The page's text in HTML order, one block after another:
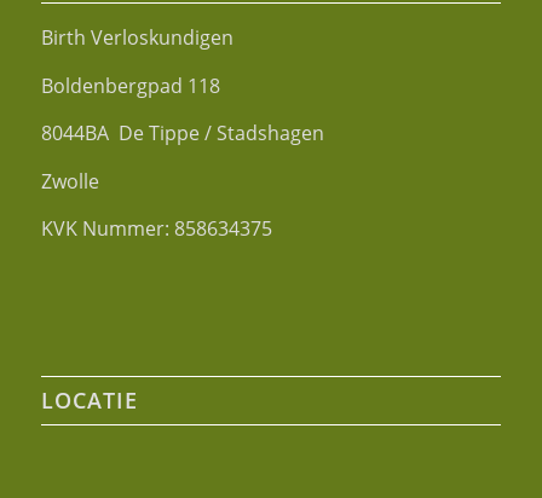
Birth Verloskundigen
Boldenbergpad 118
8044BA De Tippe / Stadshagen
Zwolle
KVK Nummer: 858634375
LOCATIE